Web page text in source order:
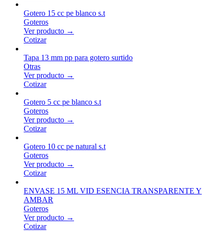
Gotero 15 cc pe blanco s.t
Goteros
Ver producto →
Cotizar
Tapa 13 mm pp para gotero surtido
Otras
Ver producto →
Cotizar
Gotero 5 cc pe blanco s.t
Goteros
Ver producto →
Cotizar
Gotero 10 cc pe natural s.t
Goteros
Ver producto →
Cotizar
ENVASE 15 ML VID ESENCIA TRANSPARENTE Y
AMBAR
Goteros
Ver producto →
Cotizar